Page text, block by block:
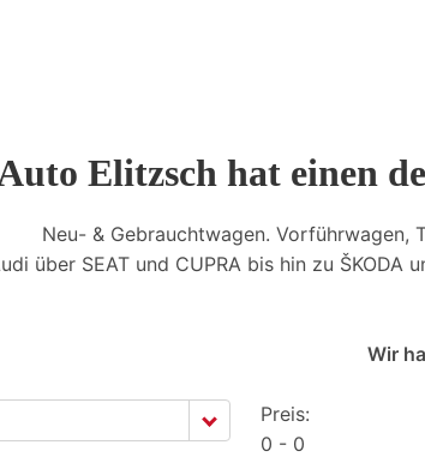
Elitzsch hat einen
Neu- & Gebrauchtwagen. Vorführwagen,
über SEAT und CUPRA bis hin zu
Wir
Preis:
0
0